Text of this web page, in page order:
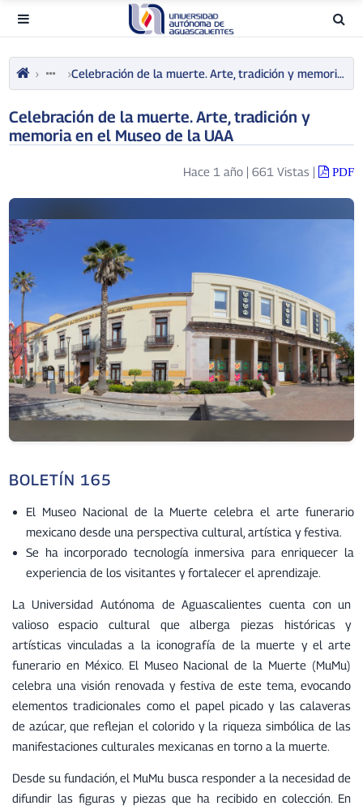
Celebración de la muerte. Arte, tradición y memoria en el Museo de la UAA
Celebración de la muerte. Arte, tradición y
memoria en el Museo de la UAA
Hace 1 año| 661 Vistas | PDF
BOLETÍN 165
El Museo Nacional de la Muerte celebra el arte funerario
mexicano desde una perspectiva cultural, artística y festiva.
Se ha incorporado tecnología inmersiva para enriquecer la
experiencia de los visitantes y fortalecer el aprendizaje.
La Universidad Autónoma de Aguascalientes cuenta con un
valioso espacio cultural que alberga piezas históricas y
artísticas vinculadas a la iconografía de la muerte y el arte
funerario en México. El Museo Nacional de la Muerte (MuMu)
celebra una visión renovada y festiva de este tema, evocando
elementos tradicionales como el papel picado y las calaveras
de azúcar, que reflejan el colorido y la riqueza simbólica de las
manifestaciones culturales mexicanas en torno a la muerte.
Desde su fundación, el MuMu busca responder a la necesidad de
difundir las figuras y piezas que ha recibido en colección. En